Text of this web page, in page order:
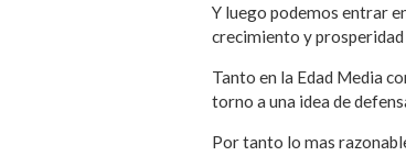
Y luego podemos entrar
crecimiento y prosperidad
Tanto en la Edad Media
torno a una idea de
Por tanto lo mas